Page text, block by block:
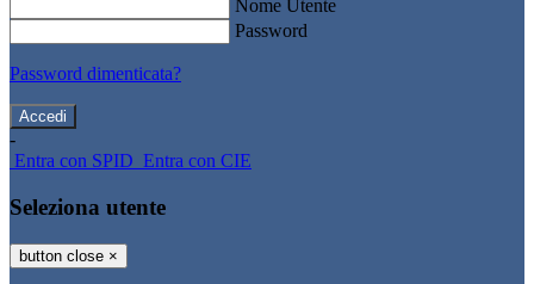
Nome Utente
Password
Password dimenticata?
-
Entra con SPID Entra con CIE
Seleziona utente
button close ×